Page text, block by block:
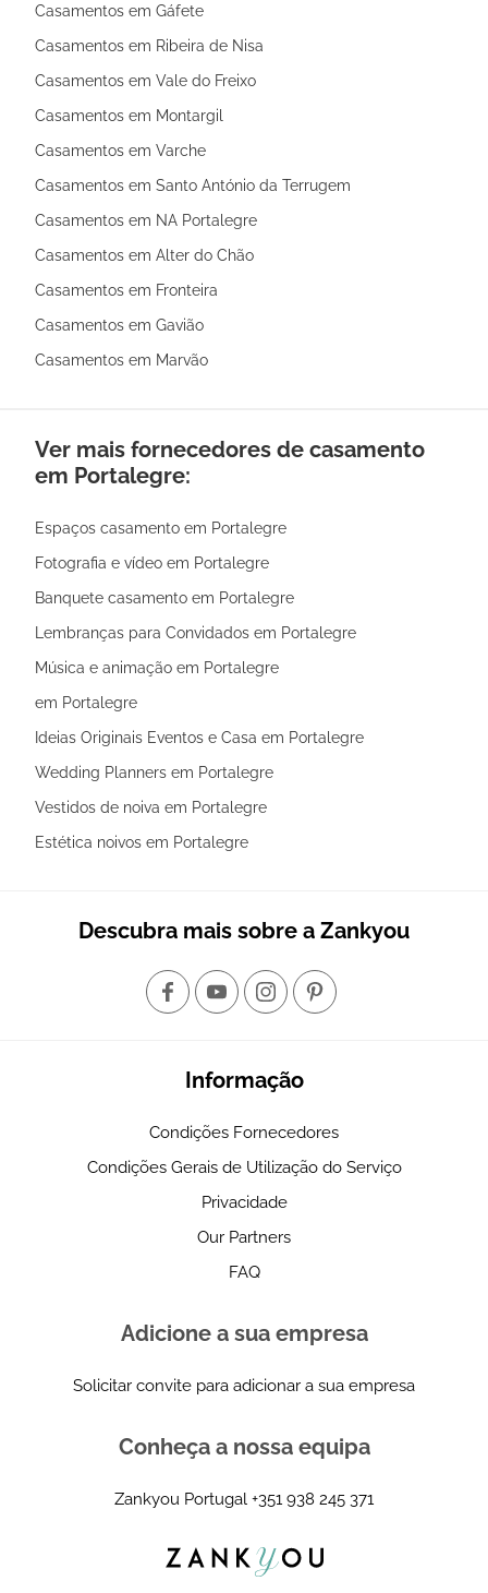
Casamentos em Gáfete
Casamentos em Ribeira de Nisa
Casamentos em Vale do Freixo
Casamentos em Montargil
Casamentos em Varche
Casamentos em Santo António da Terrugem
Casamentos em NA Portalegre
Casamentos em Alter do Chão
Casamentos em Fronteira
Casamentos em Gavião
Casamentos em Marvão
Ver mais fornecedores de casamento
em Portalegre:
Espaços casamento em Portalegre
Fotografia e vídeo em Portalegre
Banquete casamento em Portalegre
Lembranças para Convidados em Portalegre
Música e animação em Portalegre
em Portalegre
Ideias Originais Eventos e Casa em Portalegre
Wedding Planners em Portalegre
Vestidos de noiva em Portalegre
Estética noivos em Portalegre
Descubra mais sobre a Zankyou
Informação
Condições Fornecedores
Condições Gerais de Utilização do Serviço
Privacidade
Our Partners
FAQ
Adicione a sua empresa
Solicitar convite para adicionar a sua empresa
Conheça a nossa equipa
Zankyou Portugal +351 938 245 371